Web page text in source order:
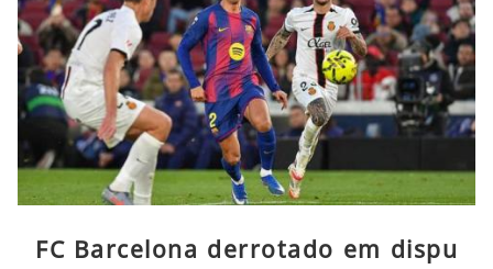
FC Barcelona derrotado em dispu